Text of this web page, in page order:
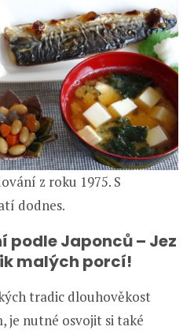
z roku 1975. S
dodnes.
podle Japonců – Jez
malých porcí!
tradic dlouhověkost
je nutné osvojit si také